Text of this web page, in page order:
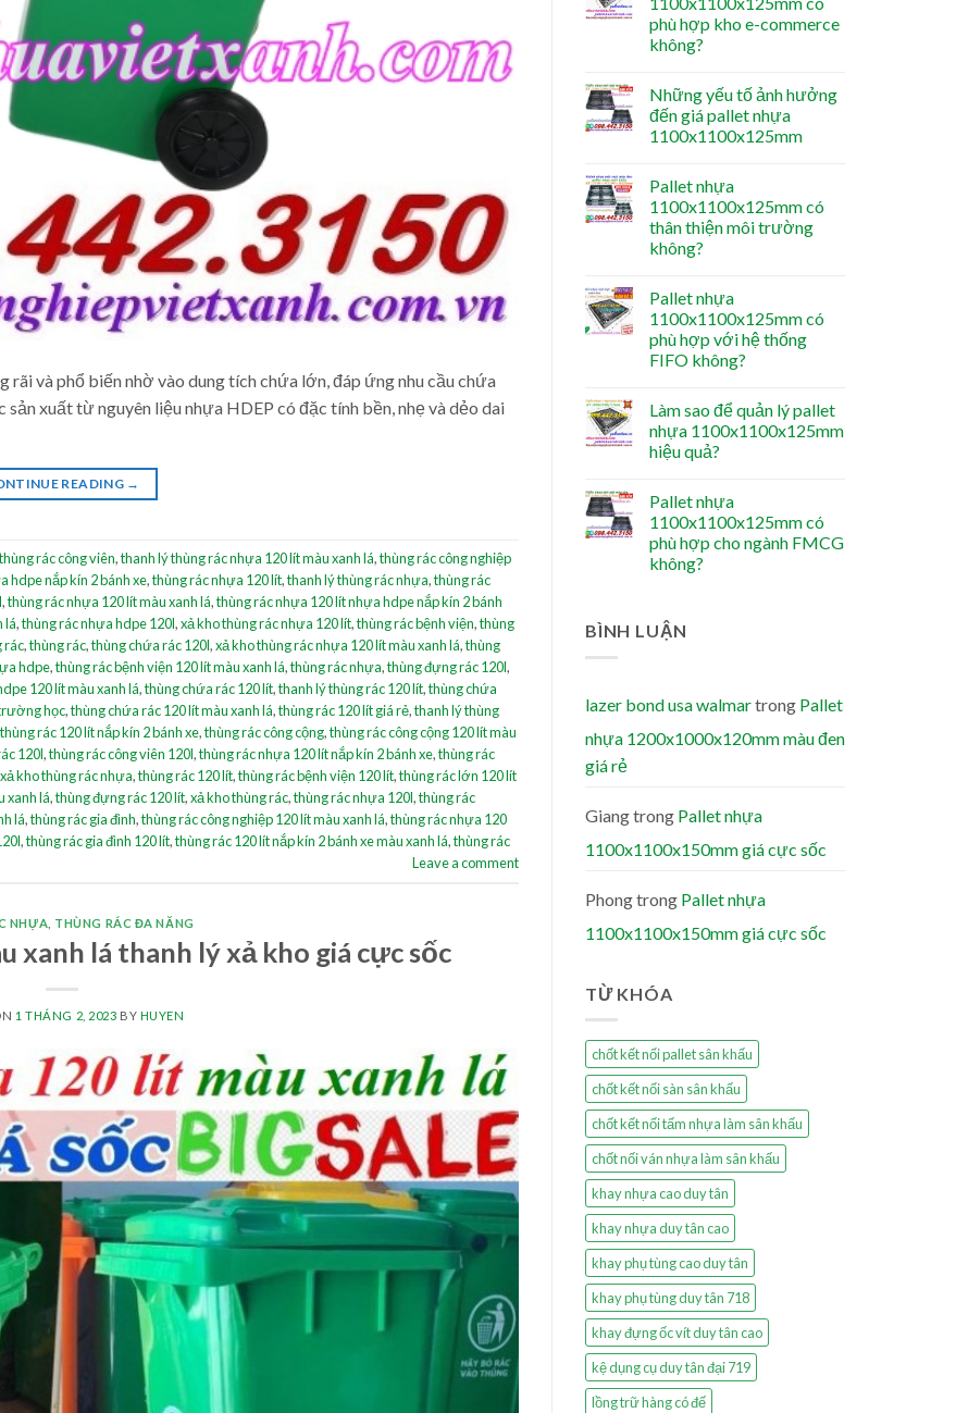
và phổ biến nhờ vào dung tích chứa lớn, đáp ứng nhu cầu chứa
xuất từ nguyên liệu nhựa HDEP có đặc tính bền, nhẹ và dẻo dai
READING →
thùng rác công viên,thanh lý thùng rác nhựa 120 lít màu xanh lá,thùng rác công nghiệp
hdpe nắp kín 2 bánh xe,thùng rác nhựa 120 lít,thanh lý thùng rác nhựa,thùng rác
,thùng rác nhựa 120 lít màu xanh lá,thùng rác nhựa 120 lít nhựa hdpe nắp kín 2 bánh
lá,thùng rác nhựa hdpe 120l,xả kho thùng rác nhựa 120 lít,thùng rác bệnh viện,thùng
rác,thùng rác,thùng chứa rác 120l,xả kho thùng rác nhựa 120 lít màu xanh lá,thùng
hdpe,thùng rác bệnh viện 120 lít màu xanh lá,thùng rác nhựa,thùng đựng rác 120l,
120 lít màu xanh lá,thùng chứa rác 120 lít,thanh lý thùng rác 120 lít,thùng chứa
học,thùng chứa rác 120 lít màu xanh lá,thùng rác 120 lít giá rẻ,thanh lý thùng
thùng rác 120 lít nắp kín 2 bánh xe,thùng rác công cộng,thùng rác công cộng 120 lít màu
120l,thùng rác công viên 120l,thùng rác nhựa 120 lít nắp kín 2 bánh xe,thùng rác
xả kho thùng rác nhựa,thùng rác 120 lít,thùng rác bệnh viện 120 lít,thùng rác lớn 120 lít
xanh lá,thùng đựng rác 120 lít,xả kho thùng rác,thùng rác nhựa 120l,thùng rác
lá,thùng rác gia đình,thùng rác công nghiệp 120 lít màu xanh lá,thùng rác nhựa 120
,thùng rác gia đình 120 lít,thùng rác 120 lít nắp kín 2 bánh xe màu xanh lá,thùng rác
Leave a comment
NHỰA THÙNG RÁC ĐA NĂNG
xanh lá thanh lý xả kho giá cực sốc
1 THÁNG 2, 2023 BY HUYEN
phù hợp kho e-commerce
không?
Những yếu tố ảnh hưởng
đến giá pallet nhựa
1100x1100x125mm
Pallet nhựa
1100x1100x125mm có
thân thiện môi trường
không?
Pallet nhựa
1100x1100x125mm có
phù hợp với hệ thống
FIFO không?
Làm sao để quản lý pallet
nhựa 1100x1100x125mm
hiệu quả?
Pallet nhựa
1100x1100x125mm có
phù hợp cho ngành FMCG
không?
BÌNH LUẬN
lazer bond usa walmartrong Pallet
nhựa 1200x1000x120mm màu đen
giá rẻ
Giangtrong Pallet nhựa
1100x1100x150mm giá cực sốc
Phongtrong Pallet nhựa
1100x1100x150mm giá cực sốc
TỪ KHÓA
chốt kết nối pallet sân khấu
chốt kết nối sàn sân khấu
chốt kết nối tấm nhựa làm sân khấu
chốt nối ván nhựa làm sân khấu
khay nhựa cao duy tân
khay nhựa duy tân cao
khay phụ tùng cao duy tân
khay phụ tùng duy tân 718
khay đựng ốc vít duy tân cao
kệ dụng cụ duy tân đại 719
lồng trữ hàng có đế